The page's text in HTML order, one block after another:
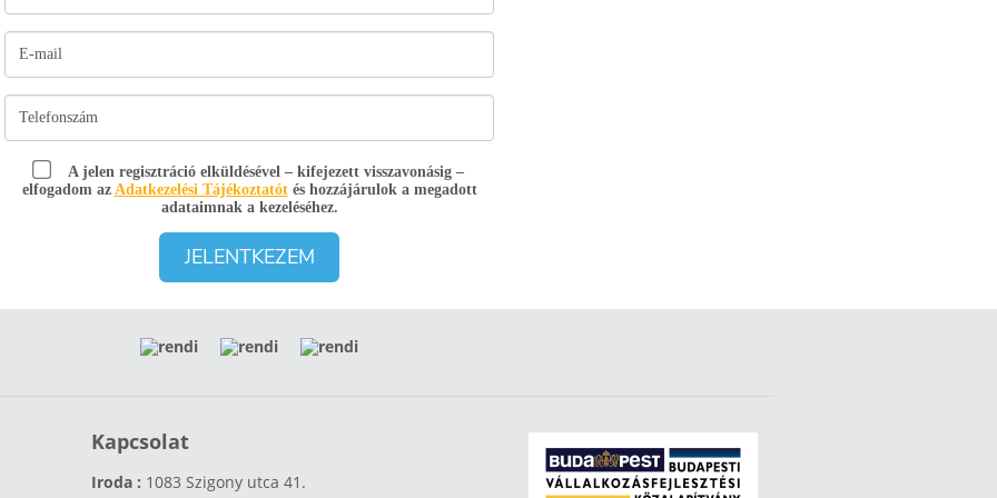
A jelen regisztráció elküldésével – kifejezett visszavonásig –
elfogadom az Adatkezelési Tájékoztatótés hozzájárulok a megadott
adataimnak a kezeléséhez.
JELENTKEZEM
Kapcsolat
Iroda : 1083 Szigony utca 41.